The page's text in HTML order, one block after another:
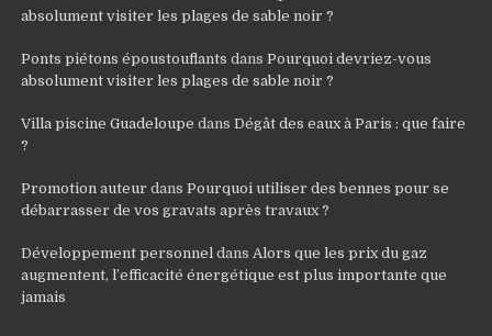
absolument visiter les plages de sable noir ?
Ponts piétons époustouflants dansPourquoi devriez-vous
absolument visiter les plages de sable noir ?
Villa piscine Guadeloupe dansDégât des eaux à Paris : que faire
?
Promotion auteur dansPourquoi utiliser des bennes pour se
débarrasser de vos gravats après travaux ?
Développement personnel dans Alors que les prix du gaz
augmentent, l’efficacité énergétique est plus importante que
jamais